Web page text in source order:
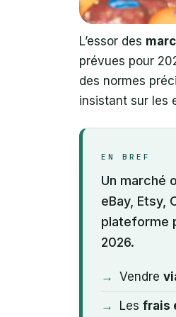
L’essor des
prévues pour
des normes
insistant sur les
EN BREF
Un marché
eBay, Etsy,
plateforme
2026.
Vendre
Les frais